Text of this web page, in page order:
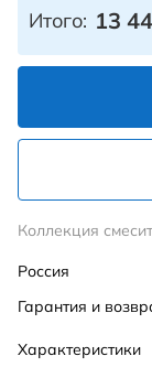
Итого: 13
Гарантия и
Коллекция
Россия
Характеристики